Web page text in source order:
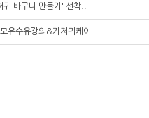
바구니 만들기' 선착..
유수유강의&기저귀케이..